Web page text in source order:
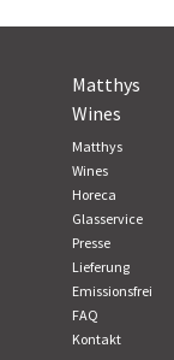
Matthys
Wines
Matthys
Wines
Horeca
Glasservice
Presse
Lieferung
Emissionsfrei
FAQ
Kontakt